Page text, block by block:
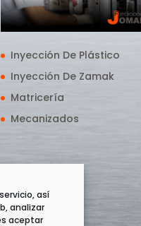
así
analizar
aceptar
Inyección De Plástico
Inyección De Zamak
Matricería
Mecanizados